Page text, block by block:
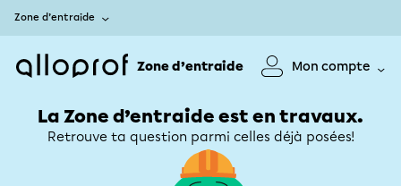
Zone d’entraide
Zone d’entraide Mon compte
La Zone d’entraide est en travaux.
Retrouve ta question parmi celles déjà posées!